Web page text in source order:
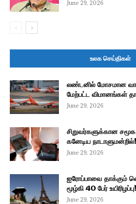
June 29, 2026
உலக செய்திகள்
லண்டனில் மோசமான
மேற்பட்ட விமானங்கள்
June 29, 2026
சிறுவர்களுக்கான
கனேடிய நாடாளுமன்றில்!
June 29, 2026
ஐரோப்பாவை தாக்கும்
மூழ்கி 40 பேர் உயிரிழப்பு!
June 29, 2026